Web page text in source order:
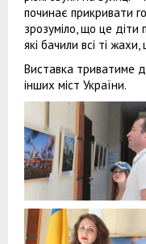
починає прикривати
зрозуміло, що це діти
які бачили всі ті
Виставка триватиме
інших міст України.